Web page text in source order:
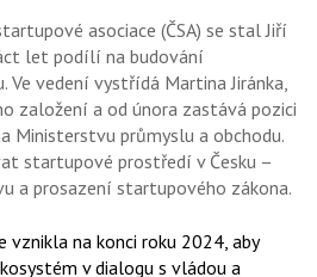
asociace (ČSA) se stal Jiří
let podílí na budování
vedení vystřídá Martina Jiránka,
založení a od února zastává pozici
Ministerstvu průmyslu a obchodu.
startupové prostředí v Česku –
a prosazení startupového zákona.
vznikla na konci roku 2024, aby
v dialogu s vládou a